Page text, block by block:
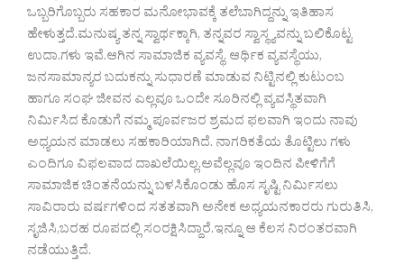
ಒಬ್ಬರಿಗೊಬ್ಬರು ಸಹಕಾರ ಮನೋಭಾವಕ್ಕೆ ತಲೆಬಾಗಿದ್ದನ್ನು ಇತಿಹಾಸ
ಹೇಳುತ್ತದೆ.ಮನುಷ್ಯ ತನ್ನ ಸ್ವಾರ್ಥಕ್ಕಾಗಿ, ತನ್ನವರ ಸ್ವಾಸ್ಥ್ಯವನ್ನು ಬಲಿಕೊಟ್ಟ
ಉದಾ.ಗಳು ಇವೆ.ಆಗಿನ ಸಾಮಾಜಿಕ ವ್ಯವಸ್ಥೆ, ಆರ್ಥಿಕ ವ್ಯವಸ್ಥೆಯು,
ಜನಸಾಮಾನ್ಯರ ಬದುಕನ್ನು ಸುಧಾರಣೆ ಮಾಡುವ ನಿಟ್ಟಿನಲ್ಲಿ ಕುಟುಂಬ
ಹಾಗೂ ಸಂಘ ಜೀವನ ಎಲ್ಲವೂ ಒಂದೇ ಸೂರಿನಲ್ಲಿ ವ್ಯವಸ್ಥಿತವಾಗಿ
ನಿರ್ಮಿಸಿದ ಕೊಡುಗೆ ನಮ್ಮ ಪೂರ್ವಜರ ಶ್ರಮದ ಫಲವಾಗಿ ಇಂದು ನಾವು
ಅಧ್ಯಯನ ಮಾಡಲು ಸಹಕಾರಿಯಾಗಿದೆ. ನಾಗರಿಕತೆಯ ತೊಟ್ಟಿಲು ಗಳು
ಎಂದಿಗೂ ವಿಫಲವಾದ ದಾಖಲೆಯಿಲ್ಲ.ಅವೆಲ್ಲವೂ ಇಂದಿನ ಪೀಳಿಗೆಗೆ
ಸಾಮಾಜಿಕ ಚಿಂತನೆಯನ್ನು ಬಳಸಿಕೊಂಡು ಹೊಸ‌ ಸೃಷ್ಟಿ ನಿರ್ಮಿಸಲು
ಸಾವಿರಾರು ವರ್ಷಗಳಿಂದ ಸತತವಾಗಿ ಅನೇಕ ಅಧ್ಯಯನಕಾರರು ಗುರುತಿಸಿ,
ಸೃಜಿಸಿ,ಬರಹ ರೂಪದಲ್ಲಿ ಸಂರಕ್ಷಿಸಿದ್ದಾರೆ.ಇನ್ನೂ ಆ ಕೆಲಸ ನಿರಂತರವಾಗಿ
ನಡೆಯುತ್ತಿದೆ.